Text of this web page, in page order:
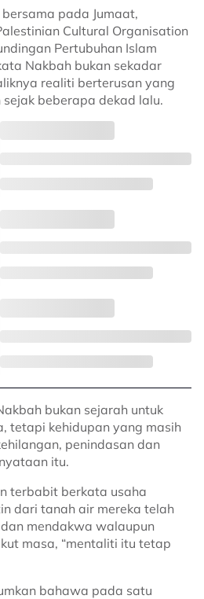
pada Jumaat,
Cultural Organisation
Pertubuhan Islam
Nakbah bukan sekadar
realiti berterusan yang
beberapa dekad lalu.
bukan sejarah untuk
tetapi kehidupan yang masih
penindasan dan
itu.
terbabit berkata usaha
dari tanah air mereka telah
mendakwa walaupun
masa, “mentaliti itu tetap
bahawa pada satu